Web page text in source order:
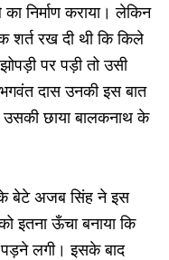
निर्माण कराया। लेकिन
शर्त रख दी थी कि किले
पर पड़ी तो उसी
भगवंत दास उनकी इस बात
उसकी छाया बालकनाथ के
बेटे अजब सिंह ने इस
इतना ऊँचा बनाया कि
लगी। इसके बाद